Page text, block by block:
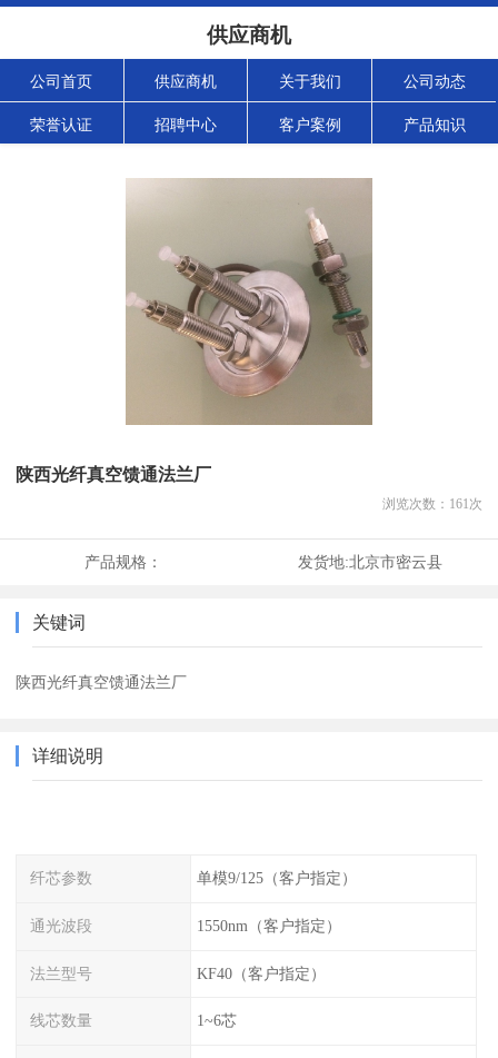
供应商机
公司首页 供应商机 关于我们 公司动态
荣誉认证 招聘中心 客户案例 产品知识
陕西光纤真空馈通法兰厂
浏览次数： 161次
产品规格： 发货地:北京市密云县
关键词
陕西光纤真空馈通法兰厂
详细说明
纤芯参数 单模9/125（客户指定）
通光波段 1550nm（客户指定）
法兰型号 KF40（客户指定）
线芯数量 1~6芯